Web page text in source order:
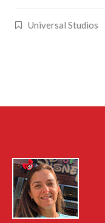
Universal Studios